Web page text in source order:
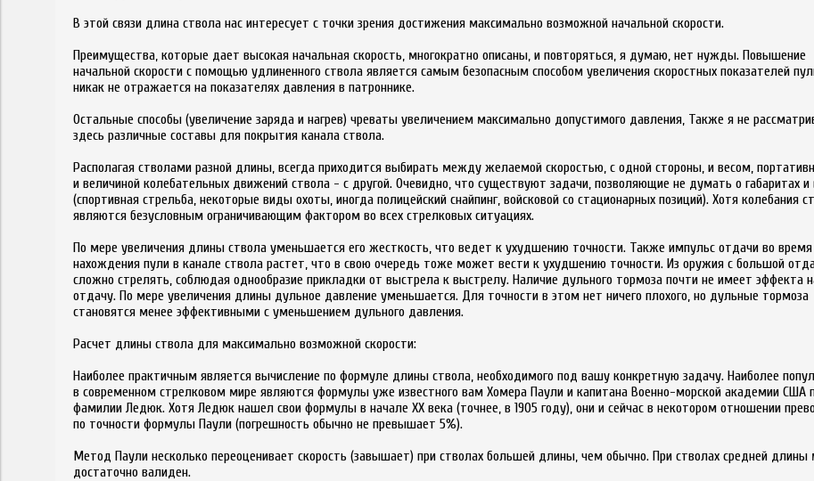
В этой связи длина ствола нас интересует с точки зрения достижения максимально возможной начальной скорости.
Преимущества, которые дает высокая начальная скорость, многократно описаны, и повторяться, я думаю, нет нужды. Повышение
начальной скорости с помощью удлиненного ствола является самым безопасным способом увеличения скоростных показателей
никак не отражается на показателях давления в патроннике.
Остальные способы (увеличение заряда и нагрев) чреваты увеличением максимально допустимого давления, Также я не
здесь различные составы для покрытия канала ствола.
Располагая стволами разной длины, всегда приходится выбирать между желаемой скоростью, с одной стороны, и весом,
и величиной колебательных движений ствола - с другой. Очевидно, что существуют задачи, позволяющие не думать о габаритах и
(спортивная стрельба, некоторые виды охоты, иногда полицейский снайпинг, войсковой со стационарных позиций). Хотя колебания
являются безусловным ограничивающим фактором во всех стрелковых ситуациях.
По мере увеличения длины ствола уменьшается его жесткость, что ведет к ухудшению точности. Также импульс отдачи во время
нахождения пули в канале ствола растет, что в свою очередь тоже может вести к ухудшению точности. Из оружия с большой
сложно стрелять, соблюдая однообразие прикладки от выстрела к выстрелу. Наличие дульного тормоза почти не имеет эффекта
отдачу. По мере увеличения длины дульное давление уменьшается. Для точности в этом нет ничего плохого, но дульные тормоза
становятся менее эффективными с уменьшением дульного давления.
Расчет длины ствола для максимально возможной скорости:
Наиболее практичным является вычисление по формуле длины ствола, необходимого под вашу конкретную задачу. Наиболее
в современном стрелковом мире являются формулы уже известного вам Хомера Паули и капитана Военно-морской академии США
фамилии Ледюк. Хотя Ледюк нашел свои формулы в начале XX века (точнее, в 1905 году), они и сейчас в некотором отношении
по точности формулы Паули (погрешность обычно не превышает 5%).
Метод Паули несколько переоценивает скорость (завышает) при стволах большей длины, чем обычно. При стволах средней длины
достаточно валиден.